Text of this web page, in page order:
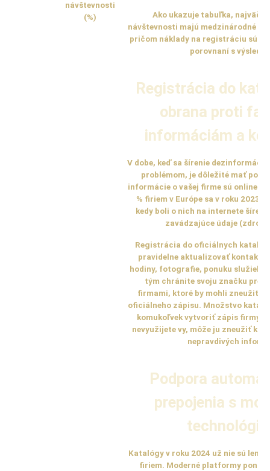
návštevnosti
(%)
Ako ukazuje tabuľka,
návštevnosti majú medzinárodné a
pričom náklady na registráciu sú
porovnaní s
Registrácia do
obrana proti
informáciám a
V dobe, keď sa šírenie
problémom, je dôležité mať pod
informácie o vašej firme sú online
% firiem v Európe sa v roku 2023
kedy boli o nich na internete
zavádzajúce údaje (zdroj:
Registrácia do oficiálnych
pravidelne aktualizovať
hodiny, fotografie, ponuku služieb
tým chránite svoju značku pred
firmami, ktoré by mohli zneužiť
oficiálneho zápisu. Množstvo
komukoľvek vytvoriť zápis firmy,
nevyužijete vy, môže ju zneužiť
nepravdivých
Podpora
prepojenia s
Katalógy v roku 2024 už nie sú len
firiem. Moderné platformy